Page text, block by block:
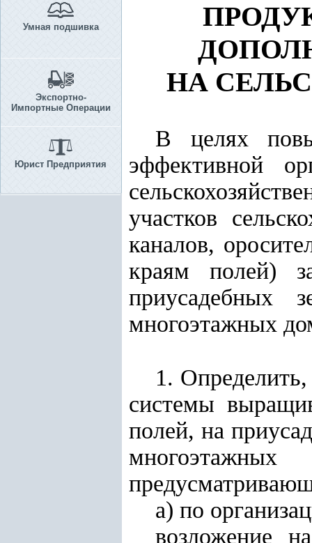
Умная подшивка
Экспортно-
Импортные Операции
Юрист Предприятия
НА
В целях
эффективной
участков
каналов,
краям полей)
приусадебных
многоэтажных
1.
системы
полей, на
а) по
возложение